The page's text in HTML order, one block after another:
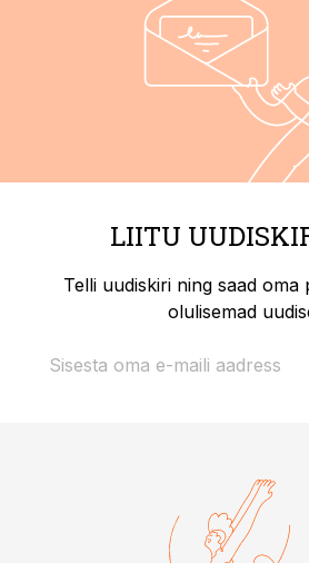
LIITU
Telli uudiskiri ning saad oma
olulisemad